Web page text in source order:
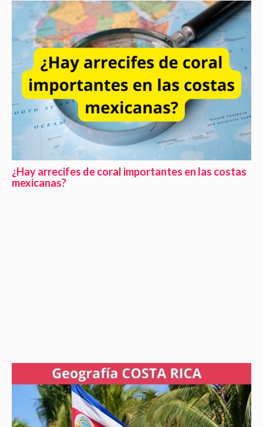
¿Hay arrecifes de coral importantes en las costas
mexicanas?